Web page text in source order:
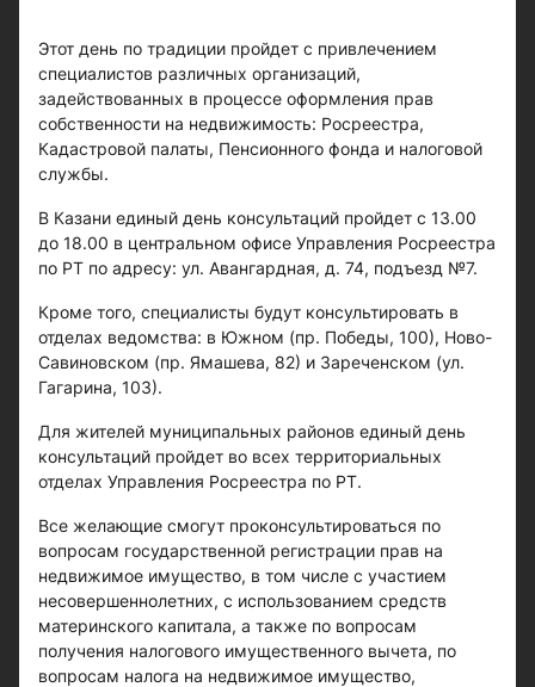
Этот день по традиции пройдет с привлечением
специалистов различных организаций,
задействованных в процессе оформления прав
собственности на недвижимость: Росреестра,
Кадастровой палаты, Пенсионного фонда и налоговой
службы.
В Казани единый день консультаций пройдет с 13.00
до 18.00 в центральном офисе Управления Росреестра
по РТ по адресу: ул. Авангардная, д. 74, подъезд №7.
Кроме того, специалисты будут консультировать в
отделах ведомства: в Южном (пр. Победы, 100), Ново-
Савиновском (пр. Ямашева, 82) и Зареченском (ул.
Гагарина, 103).
Для жителей муниципальных районов единый день
консультаций пройдет во всех территориальных
отделах Управления Росреeстра по РТ.
Все желающие смогут проконсультироваться по
вопросам государственной регистрации прав на
недвижимое имущество, в том числе с участием
несовершеннолетних, с использованием средств
материнского капитала, а также по вопросам
получения налогового имущественного вычета, по
вопросам налога на недвижимое имущество,